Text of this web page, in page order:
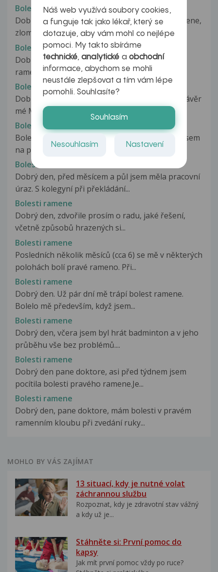
Bolesti ramene
Dobrý den, před dvaceti lety jsem měl úraz ramene,
zlomenou kličku v rameni,...
Bolesti ramene
Dobrý den, pri florbale jsem byl natlacen na
rameno na zed protihracem. Po odvaleni...
Bolesti ramene
Dobrý den, chtěla bych se zeptat co znamená závěr
mé MR ramene.A jak se to léčí...
Bolesti ramene
Bolest ramene. Dobrý den, před zhruba 5 lety jsem
na pouti vyzkoušel boxovací...
Bolesti ramene
Dobrý den, před měsícem a půl jsem měla pracovní
úraz. S kolegyní při překládání...
Bolesti ramene
Dobrý den, zdvořile prosím o radu, jaké řešení,
včetně způsobů hrazených si...
Bolesti ramene
Posledních několik měsíců (cca 6) se mě v některých
polohách bolí pravé rameno. Při...
Bolesti ramene
Dobrý den. Už pár dní mě trápí bolest ramene.
Bolelo mě především, když jsem...
Bolesti ramene
Dobrý den, včera jsem byl hrát badminton a v jeho
průběhu vše bez problémů....
Bolesti ramene
Dobrý den pane doktore, asi před týdnem jsem
pocítila bolesti pravého ramene.Je...
Bolesti ramene
Dobrý den, pane doktore, mám bolesti v pravém
ramenním kloubu při zvedání ruky...
MOHLO BY VÁS ZAJÍMAT
13 situací, kdy je nutné volat
záchrannou službu
Rozpoznat, kdy je zdravotní stav vážný
a kdy už je...
Stáhněte si: První pomoc do
kapsy
Jak mít první pomoc vždy po ruce?
Náš web využívá soubory cookies,
a funguje tak jako lékař, který se
dotazuje, aby vám mohl co nejlépe
pomoci. My takto sbíráme
technické,analytické a obchodní
informace, abychom se mohli
neustále zlepšovat a tím vám lépe
pomohli. Souhlasíte?
Souhlasím
Nesouhlasím Nastavení